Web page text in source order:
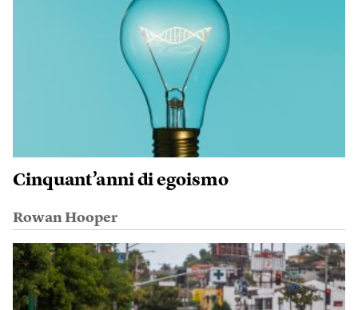
Cinquant’anni di egoismo
Rowan Hooper